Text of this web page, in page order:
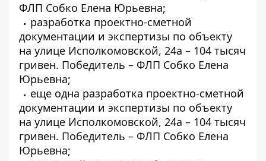
ФЛП Собко Елена Юрьевна;
разработка проектно-сметной
документации и экспертизы по объекту
на улице Исполкомовской, 24а – 104 тысяч
гривен. Победитель – ФЛП Собко Елена
Юрьевна;
еще одна разработка проектно-сметной
документации и экспертизы по объекту
на улице Исполкомовской, 24а – 104 тысяч
гривен. Победитель – ФЛП Собко Елена
Юрьевна;